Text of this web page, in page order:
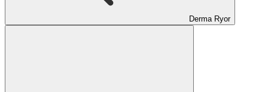
Derma Ryor